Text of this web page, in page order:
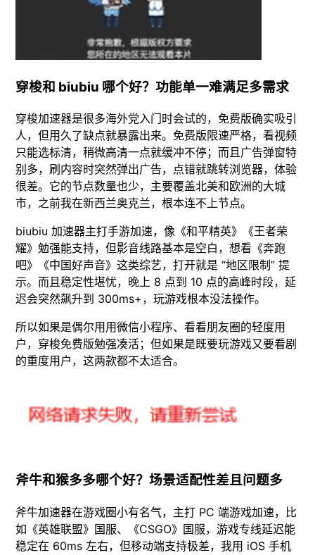
穿梭和 biubiu 哪个好？功能单一难满足多需求
穿梭加速器是很多海外党入门时会试的，免费版确实吸引
人，但用久了缺点就暴露出来。免费版限速严格，看视频
只能选标清，稍微高清一点就缓冲不停；而且广告弹窗特
别多，刷内容时突然弹出广告，点错就跳转浏览器，体验
很差。它的节点数量也少，主要覆盖北美和欧洲的大城
市，之前我在新西兰奥克兰，根本连不上节点。
biubiu 加速器主打手游加速，像《和平精英》《王者荣
耀》勉强能支持，但影音线路基本是空白，想看《奔跑
吧》《中国好声音》这类综艺，打开就是 “地区限制” 提
示。而且稳定性堪忧，晚上 8 点到 10 点的高峰时段，延
迟会突然飙升到 300ms+，玩游戏根本没法操作。
所以如果是偶尔用用微信小程序、看看朋友圈的轻度用
户，穿梭免费版勉强凑活；但如果是既要玩游戏又要看剧
的重度用户，这两款都不太适合。
斧牛和猴多多哪个好？场景适配性差且问题多
斧牛加速器在游戏圈小有名气，主打 PC 端游戏加速，比
如《英雄联盟》国服、《CSGO》国服，游戏专线延迟能
稳定在 60ms 左右，但移动端支持极差，我用 iOS 手机